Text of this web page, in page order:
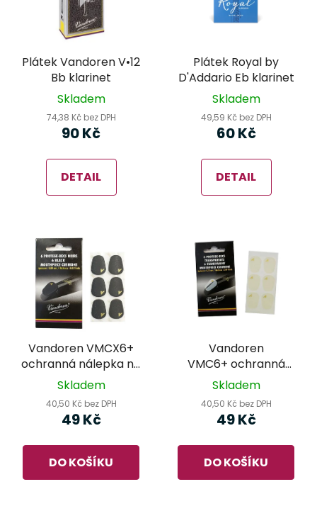
Plátek Vandoren V•12
Bb klarinet
Skladem
74,38 Kč bez DPH
90 Kč
DETAIL
Plátek Royal by
D'Addario Eb klarinet
Skladem
49,59 Kč bez DPH
60 Kč
DETAIL
Vandoren VMCX6+
ochranná nálepka na
hubičku klarinetu,
Skladem
40,50 Kč bez DPH
49 Kč
DO KOŠÍKU
Vandoren
VMC6+ ochranná
nálepka na hubičku
transparentní -
0,35mm
Skladem
40,50 Kč bez DPH
49 Kč
DO KOŠÍKU